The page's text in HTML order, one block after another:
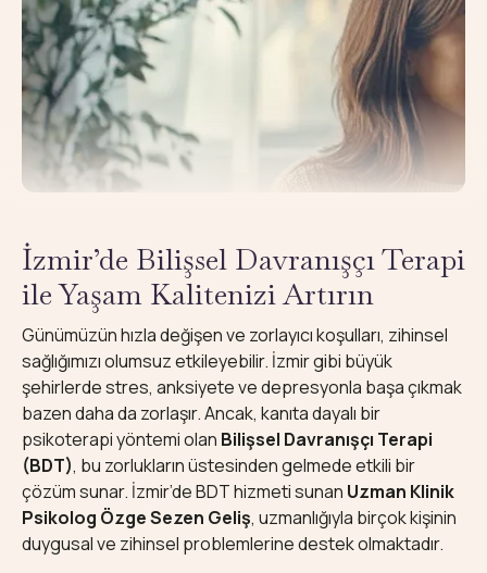
İzmir’de Bilişsel Davranışçı Terapi
ile Yaşam Kalitenizi Artırın
Günümüzün hızla değişen ve zorlayıcı koşulları, zihinsel
sağlığımızı olumsuz etkileyebilir. İzmir gibi büyük
şehirlerde stres, anksiyete ve depresyonla başa çıkmak
bazen daha da zorlaşır. Ancak, kanıta dayalı bir
psikoterapi yöntemi olan Bilişsel Davranışçı Terapi
(BDT), bu zorlukların üstesinden gelmede etkili bir
çözüm sunar. İzmir’de BDT hizmeti sunan Uzman Klinik
Psikolog Özge Sezen Geliş, uzmanlığıyla birçok kişinin
duygusal ve zihinsel problemlerine destek olmaktadır.